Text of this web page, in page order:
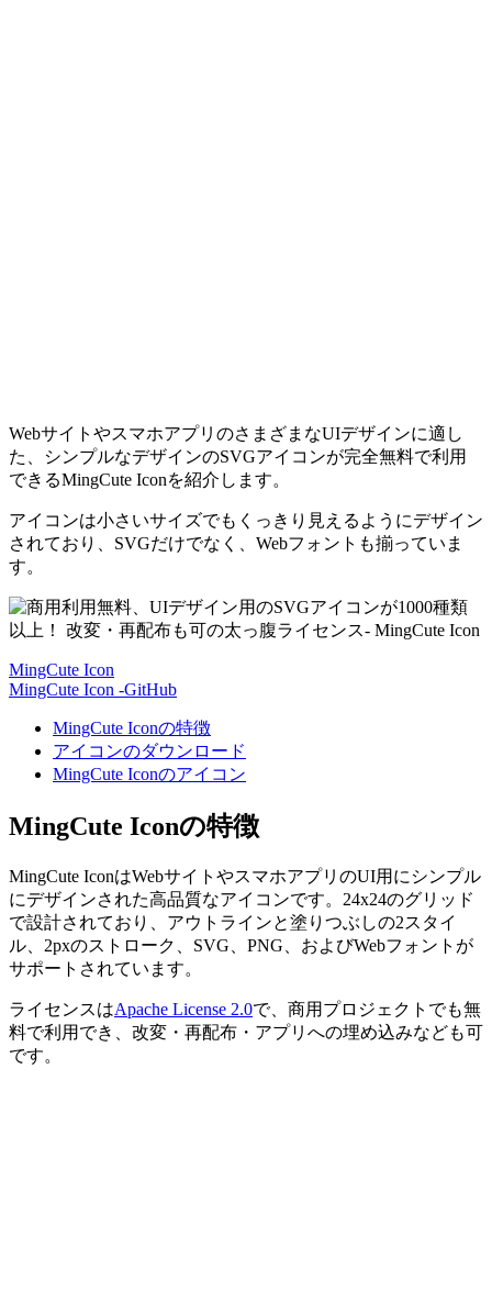
WebサイトやスマホアプリのさまざまなUIデザインに適し
た、シンプルなデザインのSVGアイコンが完全無料で利用
できるMingCute Iconを紹介します。
アイコンは小さいサイズでもくっきり見える ようにデザイン
されており、SVGだけでなく、Webフォントも揃っていま
す。
MingCute Icon
MingCute Icon -GitHub
MingCute Iconの特徴
アイコンのダウンロード
MingCute Iconのアイコン
MingCute Iconの特徴
MingCute IconはWebサイトやスマホアプリのUI用にシンプル
にデザインされた高品質なアイコンです。24x24のグリッド
で設計されており、アウトラインと塗りつぶしの2スタイ
ル、2pxのストローク、SVG、PNG、およびWebフォントが
サポートされています。
ライセンスはApache License 2.0で、商用プロジェクトでも無
料で利用でき、改変・再配布・アプリへの埋め込みなども可
です。